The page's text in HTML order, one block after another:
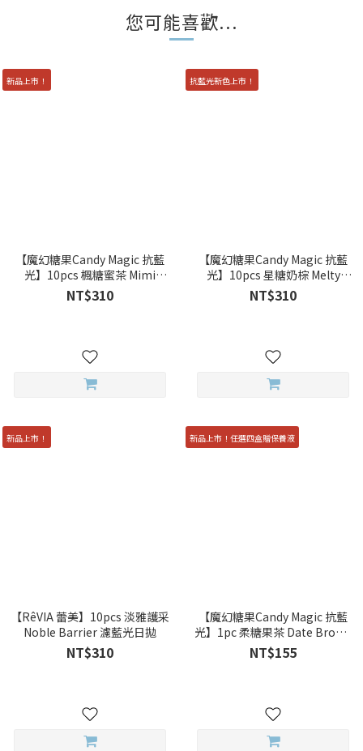
您可能喜歡...
新品上市！
【魔幻糖果Candy Magic 抗藍
光】10pcs 楓糖蜜茶 Mimi
Brown 彩色日拋
NT$310
抗藍光新色上市！
【魔幻糖果Candy Magic 抗藍
光】10pcs 星糖奶棕 Melty
Brown 彩色日拋
NT$310
新品上市！
【RêVIA 蕾美】10pcs 淡雅護采
Noble Barrier 濾藍光日拋
NT$310
新品上市！任選四盒贈保養液
【魔幻糖果Candy Magic 抗藍
光】1pc 柔糖果茶 Date Brown
彩色月拋
NT$155
立即購買